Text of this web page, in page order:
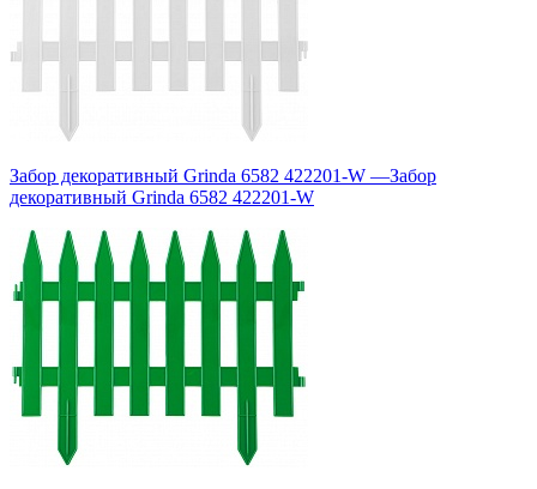
Забор декоративный Grinda 6582 422201-W —Забор
декоративный Grinda 6582 422201-W